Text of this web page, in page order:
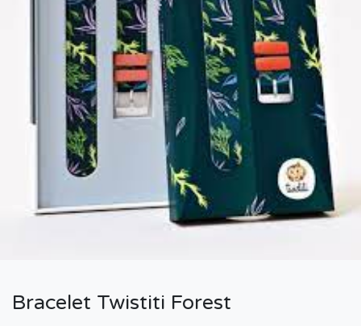
Bracelet Twistiti Forest